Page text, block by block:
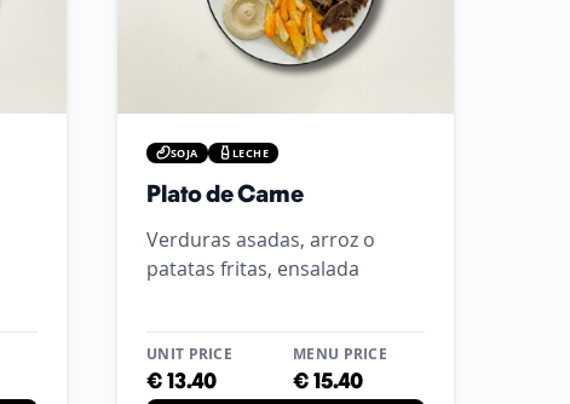
SOJA LECHE
Plato de Carne
Verduras asadas, arroz o
patatas fritas, ensalada
UNIT PRICE
€13.40
MENU PRICE
€15.40